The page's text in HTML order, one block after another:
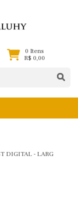
0 Itens
R$ 0,00
DIGITAL - LARG